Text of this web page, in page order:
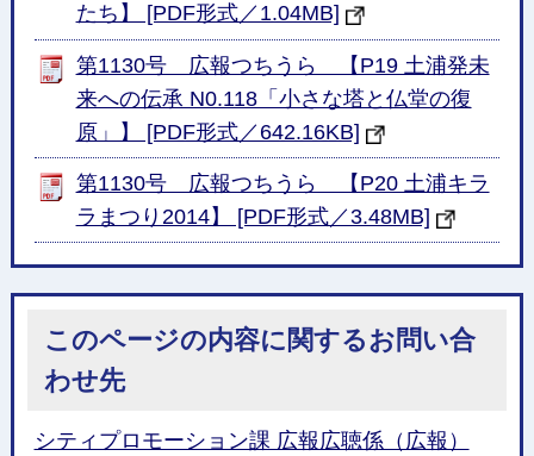
たち】 [PDF形式／1.04MB]
第1130号 広報つちうら 【P19 土浦発未
来への伝承 N0.118「小さな塔と仏堂の復
原」】 [PDF形式／642.16KB]
第1130号 広報つちうら 【P20 土浦キラ
ラまつり2014】 [PDF形式／3.48MB]
このページの内容に関するお問い合
わせ先
シティプロモーション課 広報広聴係（広報）